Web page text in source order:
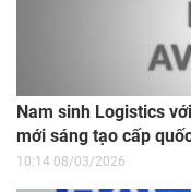
Nam sinh Logistics
mới sáng tạo cấp
10:14 08/03/2026